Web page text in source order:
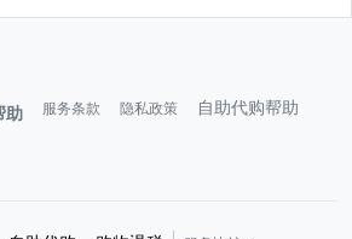
助 服务条款 隐私政策 自助代购帮助